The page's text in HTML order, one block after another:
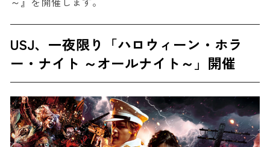
USJ、一夜限り「ハロウィーン・ホラ
ー・ナイト ～オールナイト～」開催